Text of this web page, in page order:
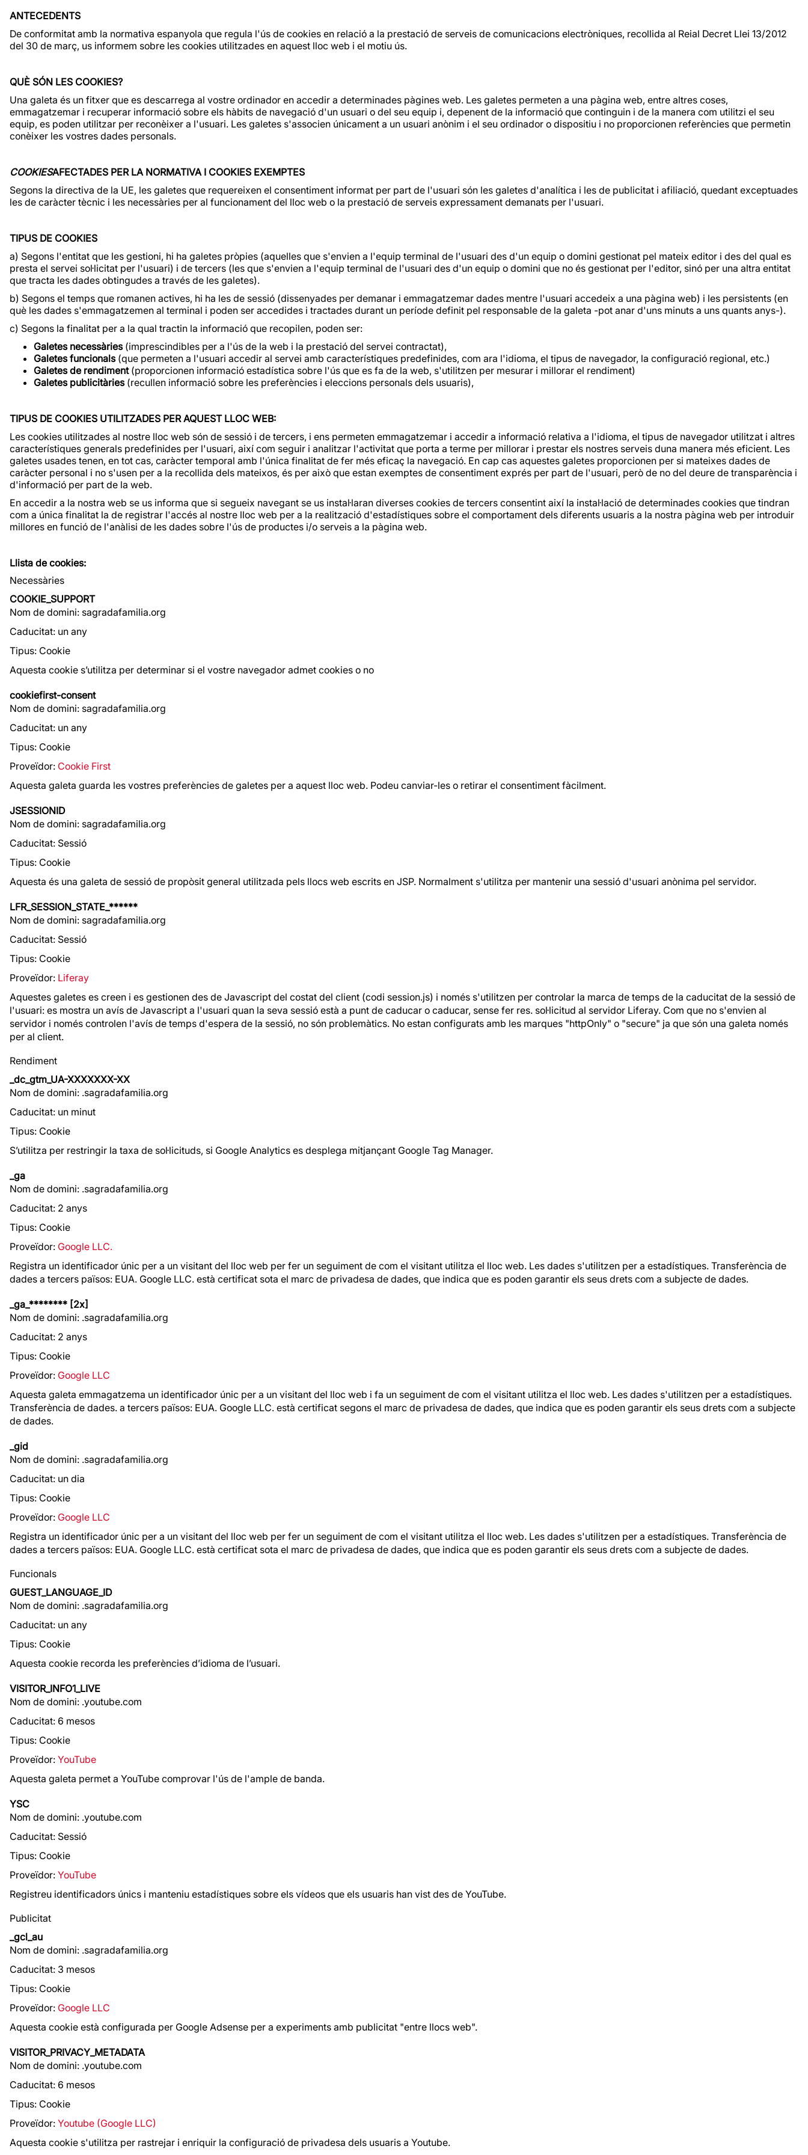
ANTECEDENTS
De conformitat amb la normativa espanyola que regula l'ús de cookies en relació a la prestació de serveis de comunicacions electròniques, recollida al Reial Decret Llei 13/2012
del 30 de març, us informem sobre les cookies utilitzades en aquest lloc web i el motiu ús.
QUÈ SÓN LES COOKIES?
Una galeta és un fitxer que es descarrega al vostre ordinador en accedir a determinades pàgines web. Les galetes permeten a una pàgina web, entre altres coses,
emmagatzemar i recuperar informació sobre els hàbits de navegació d'un usuari o del seu equip i, depenent de la informació que continguin i de la manera com utilitzi el seu
equip, es poden utilitzar per reconèixer a l'usuari. Les galetes s'associen únicament a un usuari anònim i el seu ordinador o dispositiu i no proporcionen referències que permetin
conèixer les vostres dades personals.
COOKIESAFECTADES PER LA NORMATIVA I COOKIES EXEMPTES
Segons la directiva de la UE, les galetes que requereixen el consentiment informat per part de l'usuari són les galetes d'analítica i les de publicitat i afiliació, quedant exceptuades
les de caràcter tècnic i les necessàries per al funcionament del lloc web o la prestació de serveis expressament demanats per l'usuari.
TIPUS DE COOKIES
a) Segons l'entitat que les gestioni, hi ha galetes pròpies (aquelles que s'envien a l'equip terminal de l'usuari des d'un equip o domini gestionat pel mateix editor i des del qual es
presta el servei sol·licitat per l'usuari) i de tercers (les que s'envien a l'equip terminal de l'usuari des d'un equip o domini que no és gestionat per l'editor, sinó per una altra entitat
que tracta les dades obtingudes a través de les galetes).
b) Segons el temps que romanen actives, hi ha les de sessió (dissenyades per demanar i emmagatzemar dades mentre l'usuari accedeix a una pàgina web) i les persistents (en
què les dades s'emmagatzemen al terminal i poden ser accedides i tractades durant un període definit pel responsable de la galeta -pot anar d'uns minuts a uns quants anys-).
c) Segons la finalitat per a la qual tractin la informació que recopilen, poden ser:
Galetes necessàries (imprescindibles per a l'ús de la web i la prestació del servei contractat),
Galetes funcionals (que permeten a l'usuari accedir al servei amb característiques predefinides, com ara l'idioma, el tipus de navegador, la configuració regional, etc.)
Galetes de rendiment (proporcionen informació estadística sobre l'ús que es fa de la web, s'utilitzen per mesurar i millorar el rendiment)
Galetes publicitàries (recullen informació sobre les preferències i eleccions personals dels usuaris),
TIPUS DE COOKIES UTILITZADES PER AQUEST LLOC WEB:
Les cookies utilitzades al nostre lloc web són de sessió i de tercers, i ens permeten emmagatzemar i accedir a informació relativa a l'idioma, el tipus de navegador utilitzat i altres
característiques generals predefinides per l'usuari, així com seguir i analitzar l'activitat que porta a terme per millorar i prestar els nostres serveis duna manera més eficient. Les
galetes usades tenen, en tot cas, caràcter temporal amb l'única finalitat de fer més eficaç la navegació. En cap cas aquestes galetes proporcionen per si mateixes dades de
caràcter personal i no s'usen per a la recollida dels mateixos, és per això que estan exemptes de consentiment exprés per part de l'usuari, però de no del deure de transparència i
d'informació per part de la web.
En accedir a la nostra web se us informa que si segueix navegant se us instal·laran diverses cookies de tercers consentint així la instal·lació de determinades cookies que tindran
com a única finalitat la de registrar l'accés al nostre lloc web per a la realització d'estadístiques sobre el comportament dels diferents usuaris a la nostra pàgina web per introduir
millores en funció de l'anàlisi de les dades sobre l'ús de productes i/o serveis a la pàgina web.
Llista de cookies:
Necessàries
COOKIE_SUPPORT
Nom de domini: sagradafamilia.org
Caducitat: un any
Tipus: Cookie
Aquesta cookie s’utilitza per determinar si el vostre navegador admet cookies o no
cookiefirst-consent
Nom de domini: sagradafamilia.org
Caducitat: un any
Tipus: Cookie
Proveïdor: Cookie First
Aquesta galeta guarda les vostres preferències de galetes per a aquest lloc web. Podeu canviar-les o retirar el consentiment fàcilment.
JSESSIONID
Nom de domini: sagradafamilia.org
Caducitat: Sessió
Tipus: Cookie
Aquesta és una galeta de sessió de propòsit general utilitzada pels llocs web escrits en JSP. Normalment s'utilitza per mantenir una sessió d'usuari anònima pel servidor.
LFR_SESSION_STATE_******
Nom de domini: sagradafamilia.org
Caducitat: Sessió
Tipus: Cookie
Proveïdor: Liferay
Aquestes galetes es creen i es gestionen des de Javascript del costat del client (codi session.js) i només s'utilitzen per controlar la marca de temps de la caducitat de la sessió de
l'usuari: es mostra un avís de Javascript a l'usuari quan la seva sessió està a punt de caducar o caducar, sense fer res. sol·licitud al servidor Liferay. Com que no s'envien al
servidor i només controlen l'avís de temps d'espera de la sessió, no són problemàtics. No estan configurats amb les marques "httpOnly" o "secure" ja que són una galeta només
per al client.
Rendiment
_dc_gtm_UA-XXXXXXX-XX
Nom de domini: .sagradafamilia.org
Caducitat: un minut
Tipus: Cookie
S’utilitza per restringir la taxa de sol·licituds, si Google Analytics es desplega mitjançant Google Tag Manager.
_ga
Nom de domini: .sagradafamilia.org
Caducitat: 2 anys
Tipus: Cookie
Proveïdor: Google LLC.
Registra un identificador únic per a un visitant del lloc web per fer un seguiment de com el visitant utilitza el lloc web. Les dades s'utilitzen per a estadístiques. Transferència de
dades a tercers països: EUA. Google LLC. està certificat sota el marc de privadesa de dades, que indica que es poden garantir els seus drets com a subjecte de dades.
_ga_******** [2x]
Nom de domini: .sagradafamilia.org
Caducitat: 2 anys
Tipus: Cookie
Proveïdor: Google LLC
Aquesta galeta emmagatzema un identificador únic per a un visitant del lloc web i fa un seguiment de com el visitant utilitza el lloc web. Les dades s'utilitzen per a estadístiques.
Transferència de dades. a tercers països: EUA. Google LLC. està certificat segons el marc de privadesa de dades, que indica que es poden garantir els seus drets com a subjecte
de dades.
_gid
Nom de domini: .sagradafamilia.org
Caducitat: un dia
Tipus: Cookie
Proveïdor: Google LLC
Registra un identificador únic per a un visitant del lloc web per fer un seguiment de com el visitant utilitza el lloc web. Les dades s'utilitzen per a estadístiques. Transferència de
dades a tercers països: EUA. Google LLC. està certificat sota el marc de privadesa de dades, que indica que es poden garantir els seus drets com a subjecte de dades.
Funcionals
GUEST_LANGUAGE_ID
Nom de domini: .sagradafamilia.org
Caducitat: un any
Tipus: Cookie
Aquesta cookie recorda les preferències d’idioma de l’usuari.
VISITOR_INFO1_LIVE
Nom de domini: .youtube.com
Caducitat: 6 mesos
Tipus: Cookie
Proveïdor: YouTube
Aquesta galeta permet a YouTube comprovar l'ús de l'ample de banda.
YSC
Nom de domini: .youtube.com
Caducitat: Sessió
Tipus: Cookie
Proveïdor: YouTube
Registreu identificadors únics i manteniu estadístiques sobre els vídeos que els usuaris han vist des de YouTube.
Publicitat
_gcl_au
Nom de domini: .sagradafamilia.org
Caducitat: 3 mesos
Tipus: Cookie
Proveïdor: Google LLC
Aquesta cookie està configurada per Google Adsense per a experiments amb publicitat "entre llocs web".
VISITOR_PRIVACY_METADATA
Nom de domini: .youtube.com
Caducitat: 6 mesos
Tipus: Cookie
Proveïdor: Youtube (Google LLC)
Aquesta cookie s'utilitza per rastrejar i enriquir la configuració de privadesa dels usuaris a Youtube.